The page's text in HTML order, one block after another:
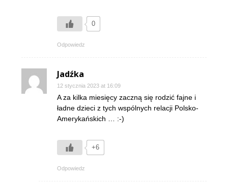
0
Odpowiedz
Jadźka
12 stycznia 2023 at 16:09
A za kilka miesięcy zaczną się rodzić fajne i
ładne dzieci z tych wspólnych relacji Polsko-
Amerykańskich … :-)
+6
Odpowiedz